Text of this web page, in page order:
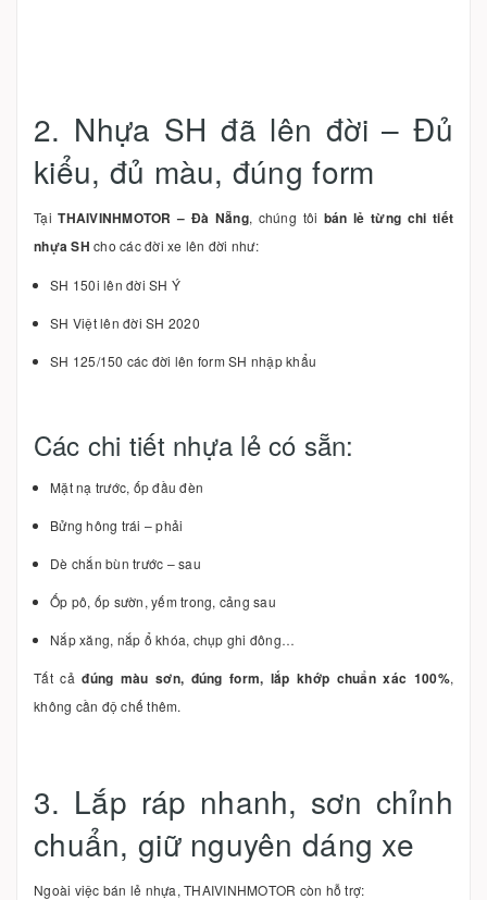
2. Nhựa SH đã lên đời – Đủ
kiểu, đủ màu, đúng form
TạiTHAIVINHMOTOR – Đà Nẵng, chúng tôi bán lẻ từng chi tiết
nhựa SH cho các đời xe lên đời như:
SH 150i lên đời SH Ý
SH Việt lên đời SH 2020
SH 125/150 các đời lên form SH nhập khẩu
Các chi tiết nhựa lẻ có sẵn:
Mặt nạ trước, ốp đầu đèn
Bửng hông trái – phải
Dè chắn bùn trước – sau
Ốp pô, ốp sườn, yếm trong, cảng sau
Nắp xăng, nắp ổ khóa, chụp ghi đông…
Tất cảđúng màu sơn, đúng form, lắp khớp chuẩn xác 100%,
không cần độ chế thêm.
3. Lắp ráp nhanh, sơn chỉnh
chuẩn, giữ nguyên dáng xe
Ngoài việc bán lẻ nhựa, THAIVINHMOTOR còn hỗ trợ: